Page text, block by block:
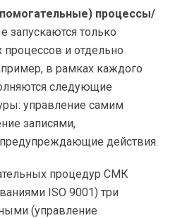
процессы/
запускаются только
процессов и отдельно
в рамках каждого
следующие
управление самим
записями,
действия.
процедур СМК
ISO 9001) три
(управление